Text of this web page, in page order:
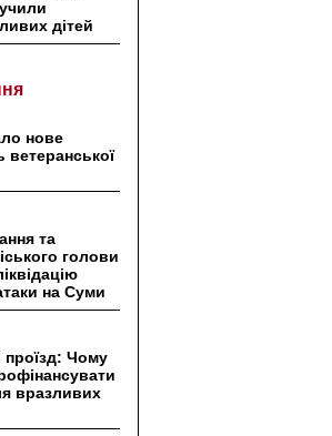
дітей
нове
ветеранської
та
голови
на Суми
Чому
вразливих